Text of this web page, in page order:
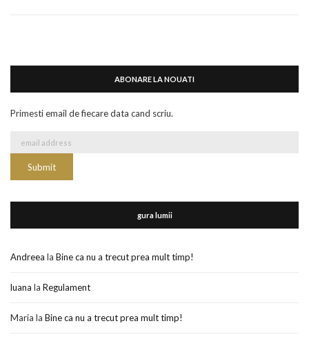
ABONARE LA NOUATI
Primesti email de fiecare data cand scriu.
gura lumii
Andreea la Bine ca nu a trecut prea mult timp!
luana la Regulament
Maria la Bine ca nu a trecut prea mult timp!